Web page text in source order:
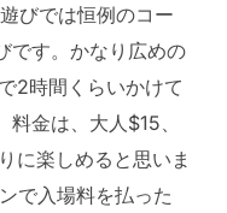
びでは恒例のコー
です。かなり広めの
2時間くらいかけて
金は、大人$15、
に楽しめると思いま
で入場料を払った